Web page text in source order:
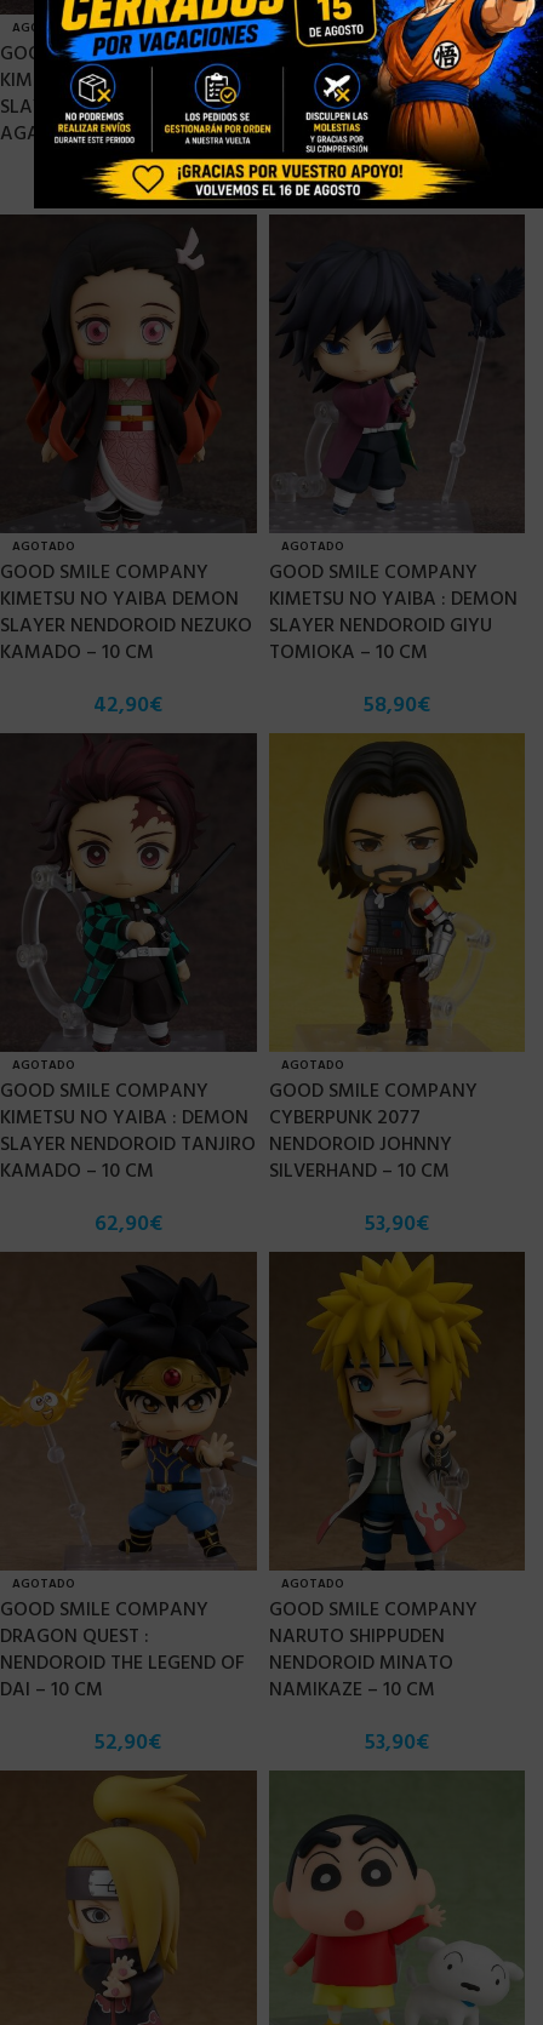
AGOTADO
GOOD SMILE COMPANY
KIMETSU NO YAIBA DEMON
SLAYER NENDOROID ZENITSU
AGATSUMA – 10 CM
44,90€
AGOTADO
GOOD SMILE COMPANY
ATTACK ON TITAN
NENDOROID LEVI – 10 CM
42,90€
AGOTADO
GOOD SMILE COMPANY
KIMETSU NO YAIBA DEMON
SLAYER NENDOROID NEZUKO
KAMADO – 10 CM
42,90€
AGOTADO
GOOD SMILE COMPANY
KIMETSU NO YAIBA : DEMON
SLAYER NENDOROID GIYU
TOMIOKA – 10 CM
58,90€
AGOTADO
GOOD SMILE COMPANY
KIMETSU NO YAIBA : DEMON
SLAYER NENDOROID TANJIRO
KAMADO – 10 CM
62,90€
AGOTADO
GOOD SMILE COMPANY
CYBERPUNK 2077
NENDOROID JOHNNY
SILVERHAND – 10 CM
53,90€
AGOTADO
GOOD SMILE COMPANY
DRAGON QUEST :
NENDOROID THE LEGEND OF
DAI – 10 CM
52,90€
AGOTADO
GOOD SMILE COMPANY
NARUTO SHIPPUDEN
NENDOROID MINATO
NAMIKAZE – 10 CM
53,90€